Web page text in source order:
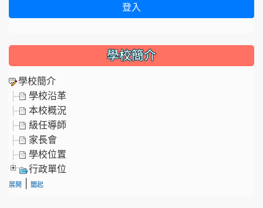
登入
學校簡介
學校簡介
學校沿革
本校概況
級任導師
家長會
學校位置
行政單位
展開 闔起